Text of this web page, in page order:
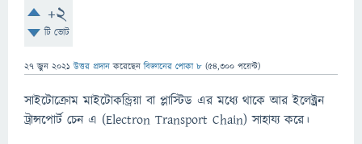
+2
টি ভোট
27 জুন 2021 উত্তর প্রদান করেছেনবিজ্ঞানের পোকা ৮ (54,300 পয়েন্ট)
সাইটোক্রোম মাইটোকন্ড্রিয়া বা প্লাস্টিড এর মধ্যে থাকে আর ইলেক্ট্রন
ট্রান্সপোর্ট চেন এ (Electron Transport Chain) সাহায্য করে।